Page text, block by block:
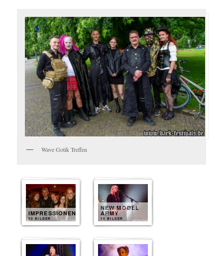
Wave Gotik Treffen
IMPRESSIONEN
50 BILDER
NEW MODEL
ARMY
15 BILDER